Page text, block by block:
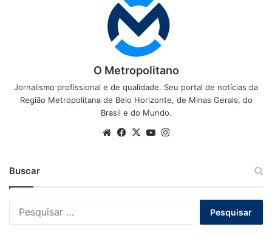
O Metropolitano
Jornalismo profissional e de qualidade. Seu portal de notícias da
Região Metropolitana de Belo Horizonte, de Minas Gerais, do
Brasil e do Mundo.
WebsiteFacebook
X YouTube
Buscar